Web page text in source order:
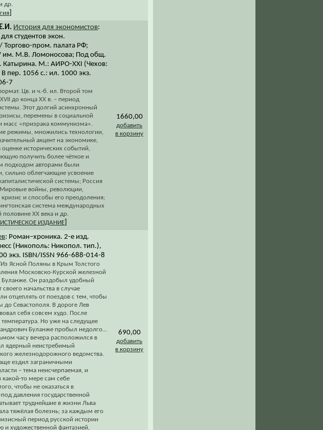
др.
История для экономистов:
студентов экон.
Торгово-пром. палата РФ;
им. М.В. Ломоносова; Под общ.
Катырина. М.: АИРО-ХХI (Чехов:
пер. 1056 с.: ил. 1000 экз.
7
Цв. и ч.-б. ил. Второй том
до конца ХХ в. – период
Этот долгий асинхронный
перемены в социальной
масс «призрака коммунизма».
режимы, множились технологии,
акцент на экономике,
исторических событий,
получить более чёткое и
подходом авторами были
сильно облегчающие усвоение
системы; Россия
Мировые войны, революции,
и способы его преодоления;
система международных
ХХ века и др.
ИЗДАНИЕ
1660,00
добавить
в корзину
: Роман–хроника. 2-е изд.
(Никополь: Никопол. тип.),
экз. ISBN/ISSN 966-688-014-8
Ясной Поляны в Крым Толстого
Московско-Курской железной
Буланже. Он раздобыл удобный
начальства в случае
отцеплять от поездов с тем, чтобы
до Севастополя. В дороге Лев
себя совсем худо. После
температура. Но уже на следущее
Буланже пробыл недолго...
часу вечера расположился в
ядерный неистребимый
железнодорожного ведомства.
ездил заграничными
– тема неисчерпаемая, и
какой-то мере сам себе
чтобы не оказаться в
давления государственной
труднейшие в жизни Льва
тяжёлая болезнь; за каждым его
период русской истории
и художественной фантазией,
690,00
добавить
в корзину